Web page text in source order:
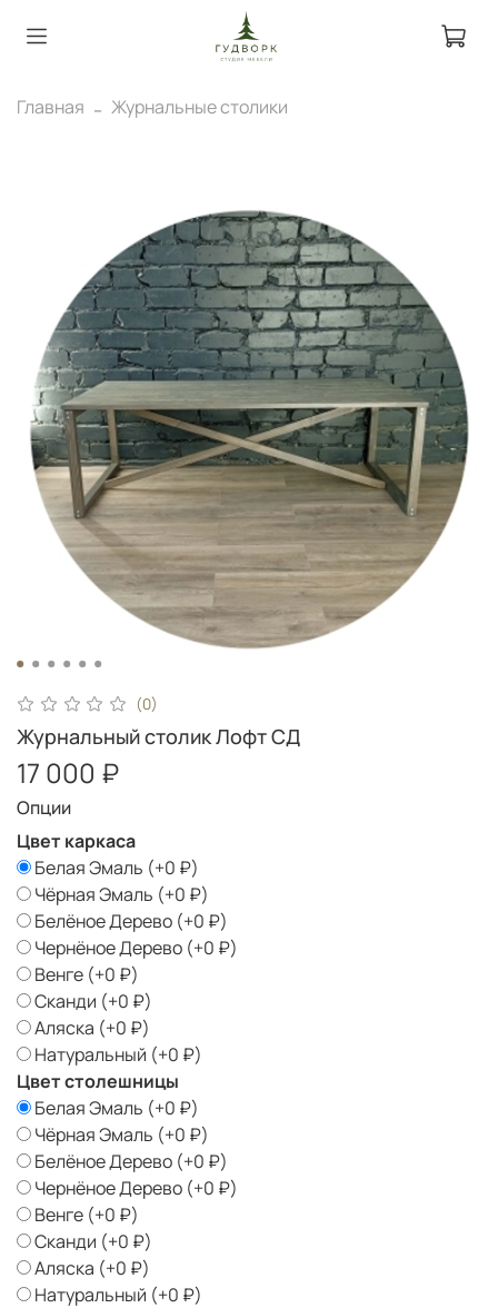
Главная Журнальные столики
(0)
Журнальный столик Лофт СД
17 000 ₽
Опции
Цвет каркаса
Белая Эмаль (+0 ₽)
Чёрная Эмаль (+0 ₽)
Белёное Дерево (+0 ₽)
Чернёное Дерево (+0 ₽)
Венге (+0 ₽)
Сканди (+0 ₽)
Аляска (+0 ₽)
Натуральный (+0 ₽)
Цвет столешницы
Белая Эмаль (+0 ₽)
Чёрная Эмаль (+0 ₽)
Белёное Дерево (+0 ₽)
Чернёное Дерево (+0 ₽)
Венге (+0 ₽)
Сканди (+0 ₽)
Аляска (+0 ₽)
Натуральный (+0 ₽)